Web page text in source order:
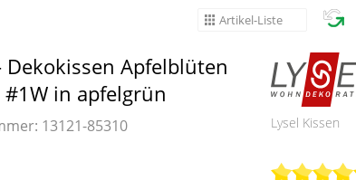
Artikel-Liste
Dekokissen Apfelblüten
#1W in apfelgrün
13121-85310 Lysel Kissen